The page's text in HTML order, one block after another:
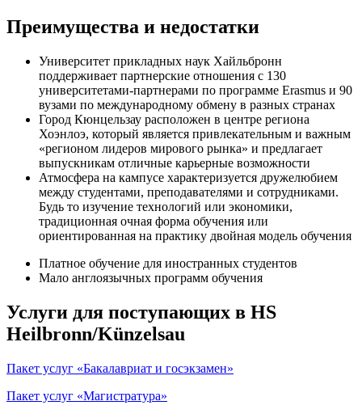
Преимущества и недостатки
Университет прикладных наук Хайльбронн
поддерживает партнерские отношения с 130
университетами-партнерами по программе Erasmus и 90
вузами по международному обмену в разных странах
Город Кюнцельзау расположен в центре региона
Хоэнлоэ, который является привлекательным и важным
«регионом лидеров мирового рынка» и предлагает
выпускникам отличные карьерные возможности
Атмосфера на кампусе характеризуется дружелюбием
между студентами, преподавателями и сотрудниками.
Будь то изучение технологий или экономики,
традиционная очная форма обучения или
ориентированная на практику двойная модель обучения
Платное обучение для иностранных студентов
Мало англоязычных программ обучения
Услуги для поступающих в HS
Heilbronn/Künzelsau
Пакет услуг «Бакалавриат и госэкзамен»
Пакет услуг «Магистратура»